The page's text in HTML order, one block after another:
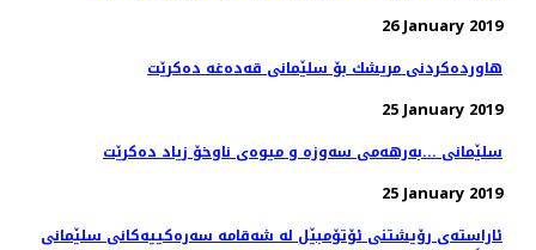
26 January 2019
هاوردەكردنی مریشك بۆ سلێمانی قەدەغە دەكرێت
25 January 2019
سلێمانی ...بەرهەمی سەوزە و میوەی ناوخۆ زیاد دەكرێت
25 January 2019
ئاراسته‌ی رۆیشتنی ئۆتۆمبێل له‌ شه‌قامه‌ سه‌ره‌كییه‌كانی سلێمانی